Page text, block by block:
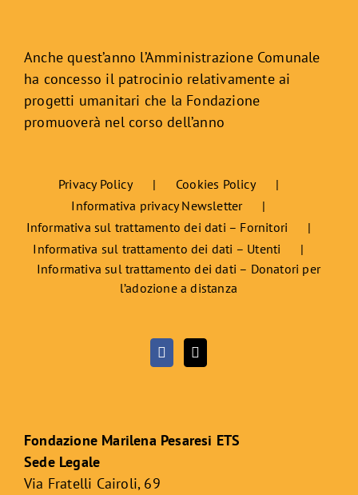
Anche quest’anno l’Amministrazione Comunale
ha concesso il patrocinio relativamente ai
progetti umanitari che la Fondazione
promuoverà nel corso dell’anno
Privacy Policy
Cookies Policy
Informativa privacy Newsletter
Informativa sul trattamento dei dati – Fornitori
Informativa sul trattamento dei dati – Utenti
Informativa sul trattamento dei dati – Donatori per
l’adozione a distanza
Fondazione Marilena Pesaresi ETS
Sede Legale
Via Fratelli Cairoli, 69